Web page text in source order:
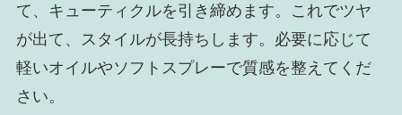
て、キューティクルを引き締めます。これでツヤ
が出て、スタイルが長持ちします。必要に応じて
軽いオイルやソフトスプレーで質感を整えてくだ
さい。